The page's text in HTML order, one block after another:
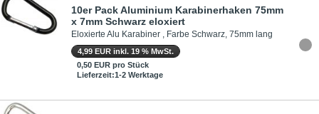
10er Pack Aluminium Karabinerhaken 75mm
x 7mm Schwarz eloxiert
Eloxierte Alu Karabiner , Farbe Schwarz, 75mm lang
4,99 EUR inkl. 19 % MwSt.
0,50 EUR pro Stück
Lieferzeit:1-2 Werktage